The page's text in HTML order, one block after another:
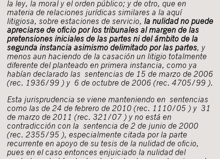
la ley, la moral y el orden público; y de otro, que en
materia de relaciones jurídicas similares a la aquí
litigiosa, sobre estaciones de servicio, la nulidad no puede
apreciarse de oficio por los tribunales al margen de las
pretensiones iniciales de las partes ni del ámbito de la
segunda instancia asimismo delimitado por las partes, y
menos aun haciendo de la casación un litigio totalmente
diferente del planteado en primera instancia, como ya
habían declarado las sentencias de 15 de marzo de 2006
(rec. 1936/99 ) y 6 de octubre de 2006(rec. 4705/99 ).
Esta jurisprudencia se viene manteniendo en sentencias
como las de 24 de febrero de 2010 (rec. 1110/05 ) y 31
de marzo de 2011 (rec. 321/07 ) y no está en
contradicción con la sentencia de 2 de junio de 2000
(rec. 2355/95 ), especialmente citada por la parte
recurrente en apoyo de su tesis de la nulidad de oficio,
pues en el caso entonces enjuiciado la nulidad del